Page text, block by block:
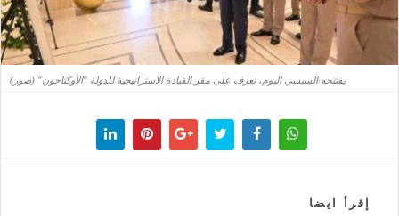
يفتتحه السيسي اليوم، تعرف على مقر القيادة الاستراتيجية للدولة "الأوكتاجون" (صور)
إقرأ ايضا